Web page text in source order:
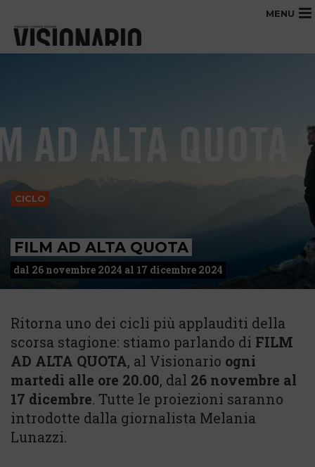
MENU
CICLO
FILM AD ALTA QUOTA
dal 26 novembre 2024 al 17 dicembre 2024
Ritorna uno dei cicli più applauditi della
scorsa stagione: stiamo parlando di FILM
AD ALTA QUOTA, al Visionario ogni
martedì alle ore 20.00, dal 26 novembre al
17 dicembre. Tutte le proiezioni saranno
introdotte dalla giornalista Melania
Lunazzi.